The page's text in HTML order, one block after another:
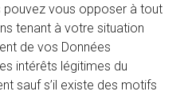
pouvez vous opposer à tout
tenant à votre situation
de vos Données
intérêts légitimes du
sauf s’il existe des motifs